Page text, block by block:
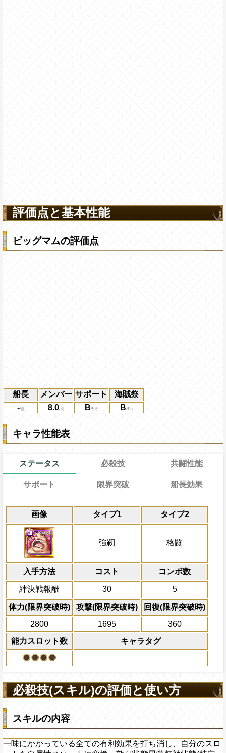
評価点と基本性能
ビッグマムの評価点
船長 メンバー サポート
海賊祭
-
8.0 B B
キャラ性能表
ステータス
画像 タイプ1 タイプ2
強靭 格闘
入手方法 コスト コンボ数
絆決戦報酬 30 5
体力(限界突破時) 攻撃(限界突破時)
回復(限界突破時)
2800
1695
360
能力スロット数
キャラタグ
必殺技
通常 30→15ターン
限界突破
通常時
一味にかかっている全ての有利効果を打
(特定状態のみの状態異常無効は対象外)
一味の攻撃を2倍、
速 ・知属性の通常
相性の影響を1.75倍にする
上限突破
共闘性能
共闘性能
船長効果
冒険開始時の必殺タ
にし、他の属性キャ
必殺技
ターン数：11
敵全体の攻撃を3タ
全体にかかっている
ン減らす
アクション
2ターンの間敵全体の
を30%下げ、格闘タ
げる
サポート
効果
自分の基礎ステータスの7%をサポート対
知属性
限界突破
力
習得する効果
強靭と格闘タイプは基礎攻撃が+50さ
自分のスロット封じを5ターン回復
ダメージを受けた次のターン、自分
+200される/被ダメージ量上昇状態を
船長効果
通常時
力・速・知属性の攻撃を3倍、体力を1.25
回復量の5%の体力を回復する
Lv上限突破
必殺技(スキル)の評価と使い方
スキルの内容
一味にかかっている全ての有利効果を打ち消し、自分のスロ